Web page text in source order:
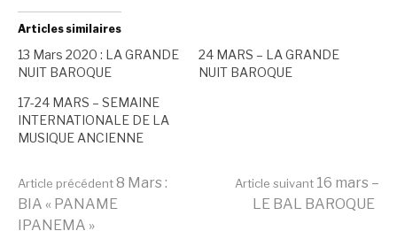
Articles similaires
13 Mars 2020 : LA GRANDE
NUIT BAROQUE
24 MARS – LA GRANDE
NUIT BAROQUE
17-24 MARS – SEMAINE
INTERNATIONALE DE LA
MUSIQUE ANCIENNE
Lire
Article précédent8 Mars :
BIA « PANAME
IPANEMA »
Article suivant 16 mars –
LE BAL BAROQUE